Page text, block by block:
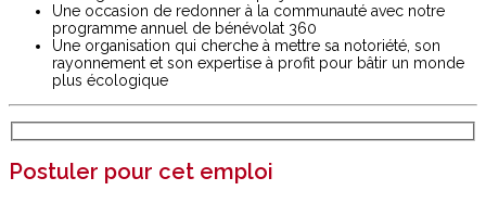
Une occasion de redonner à la communauté avec notre
programme annuel de bénévolat 360
Une organisation qui cherche à mettre sa notoriété, son
rayonnement et son expertise à profit pour bâtir un monde
plus écologique
Postuler pour cet emploi